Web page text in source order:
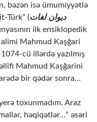
bəzən isə ümumiyyətlə
Türk” (ديوان لغات
ilk ensiklopedik
Mahmud Kaşğari
cü illərdə yazılmış
Mahmud Kaşğarini
bir qədər sonra…
toxunmadım. Araz
həqiqətlər…” əsəri